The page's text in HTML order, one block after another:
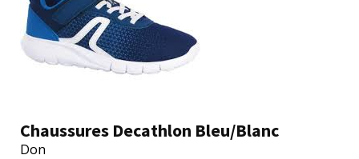
Chaussures Decathlon Bleu/Blanc
Don